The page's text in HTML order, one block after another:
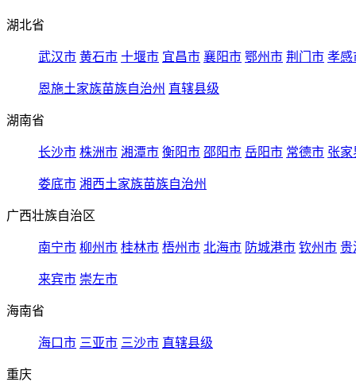
湖北省
武汉市 黄石市 十堰市 宜昌市 襄阳市 鄂州市 荆门市 孝感
恩施土家族苗族自治州 直辖县级
湖南省
长沙市 株洲市 湘潭市 衡阳市 邵阳市 岳阳市 常德市 张家
娄底市 湘西土家族苗族自治州
广西壮族自治区
南宁市 柳州市 桂林市 梧州市 北海市 防城港市 钦州市 贵
来宾市 崇左市
海南省
海口市 三亚市 三沙市 直辖县级
重庆